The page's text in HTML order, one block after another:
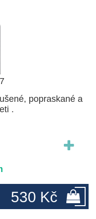
popraskané a
.
530 Kč